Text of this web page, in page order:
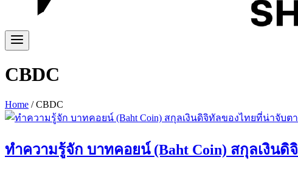
CBDC
Home / CBDC
ทำความรู้จัก บาทคอยน์ (Baht Coin) สกุลเงิน